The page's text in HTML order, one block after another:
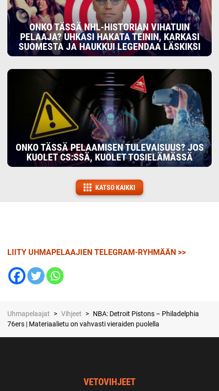
ONKO TÄSSÄ NHL-HISTORIAN VIHATUIN
PELAAJA? UHKASI HAKATA TEININ, KARKASI
SUOMESTA JA HAUKKUI LEGENDAA LÄSKIKSI
ONKO TÄSSÄ PELAAMISEN TULEVAISUUS? JOS
KUOLET CS:SSÄ, KUOLET TOSIELÄMÄSSÄ
KATSO KAIKKI
LIITY UHMAPELAAJIEN TELEGRAM-RYHMÄÄN >>
Uhmapelaajat > Vihjeet > NBA: Detroit Pistons – Philadelphia
76ers | Materiaalietu on vahvasti vieraiden puolella
VETOVIHJEET